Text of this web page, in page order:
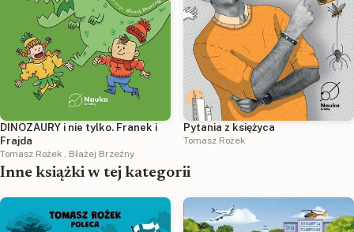
DINOZAURY i nie tylko. Franek i
Frajda
Tomasz Rożek , Błażej Brzeźny
Pytania z księżyca
Tomasz Rożek
Inne książki w tej kategorii